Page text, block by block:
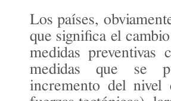
Los países,
que significa el
medidas preventivas
medidas que se
incremento del nivel